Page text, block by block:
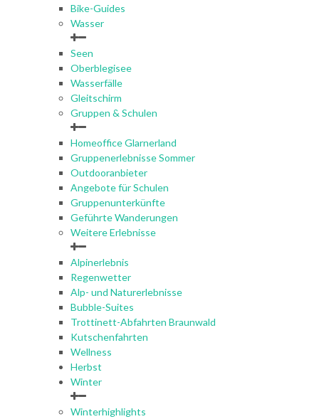
Bike-Guides
Wasser
Seen
Oberblegisee
Wasserfälle
Gleitschirm
Gruppen & Schulen
Homeoffice Glarnerland
Gruppenerlebnisse Sommer
Outdooranbieter
Angebote für Schulen
Gruppenunterkünfte
Geführte Wanderungen
Weitere Erlebnisse
Alpinerlebnis
Regenwetter
Alp- und Naturerlebnisse
Bubble-Suites
Trottinett-Abfahrten Braunwald
Kutschenfahrten
Wellness
Herbst
Winter
Winterhighlights